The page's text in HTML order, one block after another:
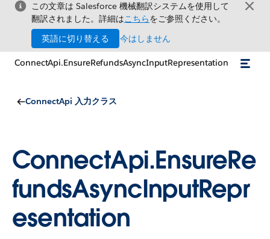
この文章は Salesforce 機械翻訳システムを使用して
翻訳されました。詳細はこちらをご参照ください。
英語に切り替える
今はしません
ConnectApi.EnsureRefundsAsyncInputRepresentation
ConnectApi 入力クラス
ConnectApi.EnsureRe
fundsAsyncInputRepr
esentation